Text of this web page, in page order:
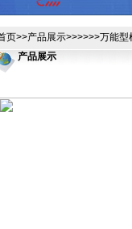
页>>产品展示>>>>>>万能型
产品展示